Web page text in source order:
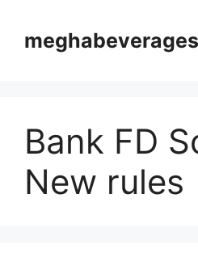
content
Bank FD
New rules